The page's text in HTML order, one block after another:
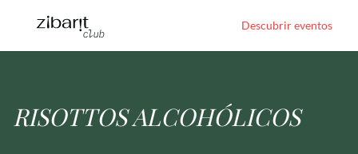
Descubrir eventos
RISOTTOS ALCOHÓLICOS